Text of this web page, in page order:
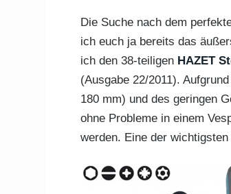
Die Suche nach dem
ich euch ja bereits das
ich den 38-teiligen HAZET
(Ausgabe 22/2011).
180 mm) und des geringen
ohne Probleme in einem
werden. Eine der